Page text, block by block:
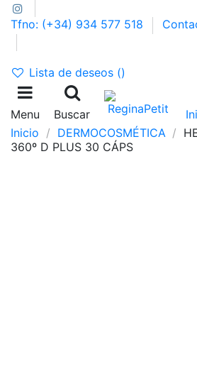
Tfno: (+34) 934 577 518
Lista de deseos ()
Menu Buscar
Inicio
DERMOCOSMÉTICA
360º D PLUS 30 CÁPS